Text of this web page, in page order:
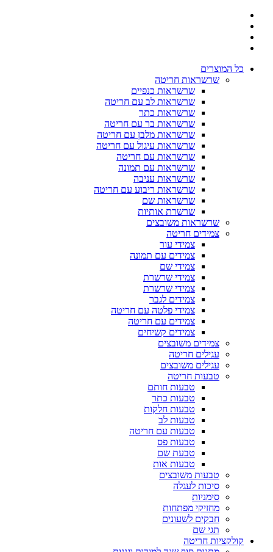
כל המוצרים
שרשראות חריטה
שרשראות כנפיים
שרשראות לב עם חריטה
שרשראות כתר
שרשראות בר עם חריטה
שרשראות מלבן עם חריטה
שרשראות עיגול עם חריטה
שרשראות עם חריטה
שרשראות עם תמונה
שרשראות עניבה
שרשראות ריבוע עם חריטה
שרשראות שם
שרשרת אותיות
שרשראות משובצים
צמידים חריטה
צמידי עור
צמידים עם תמונה
צמידי שם
צמידי שרשרת
צמידי שרשרת
צמידים לגבר
צמידי פלטה עם חריטה
צמידים עם חריטה
צמידים קשיחים
צמידים משובצים
עגילים חריטה
עגילים משובצים
טבעות חריטה
טבעות חותם
טבעות כתר
טבעות חלקות
טבעות לב
טבעות עם חריטה
טבעות פס
טבעת שם
טבעות אות
טבעות משובצים
סיכות לעגלה
סימניות
מחזיקי מפתחות
חבקים לשעונים
תגי שם
קולקציות חריטה